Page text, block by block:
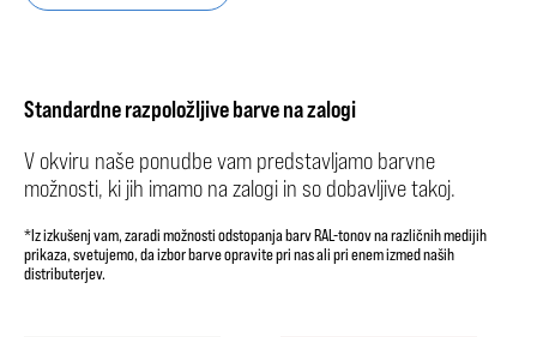
Standardne razpoložljive barve na zalogi
V okviru naše ponudbe vam predstavljamo barvne
možnosti, ki jih imamo na zalogi in so dobavljive takoj.
*Iz izkušenj vam, zaradi možnosti odstopanja barv RAL-tonov na različnih medijih
prikaza, svetujemo, da izbor barve opravite pri nas ali pri enem izmed naših
distributerjev.